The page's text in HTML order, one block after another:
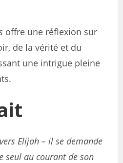
offre une réflexion sur
de la vérité et du
une intrigue pleine
Elijah – il se demande
seul au courant de son